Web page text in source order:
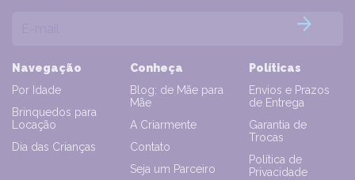
Navegação
Por Idade
Brinquedos para
Locação
Dia das Crianças
Conheça
Blog: de Mãe para
Mãe
A Criarmente
Contato
Seja um Parceiro
Políticas
Envios e Prazos
de Entrega
Garantia de
Trocas
Política de
Privacidade